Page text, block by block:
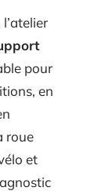
pour
en
roue
et